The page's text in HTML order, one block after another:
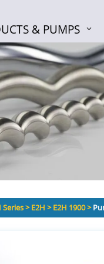
& PUMPS
& PUMPS
Series>E2H >E2H 1900>